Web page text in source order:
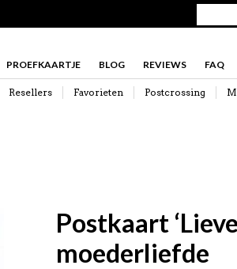
PROEFKAARTJE BLOG REVIEWS FAQ
Resellers Favorieten Postcrossing
Postkaart
moederliefde